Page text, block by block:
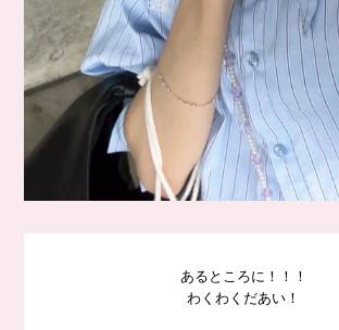
あるところに！！！
わくわくだあい！